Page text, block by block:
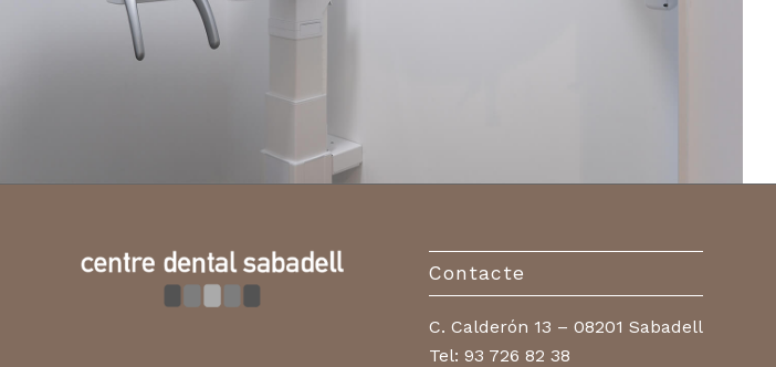
Contacte
C. Calderón 13 – 08201 Sabadell
Tel: 93 726 82 38